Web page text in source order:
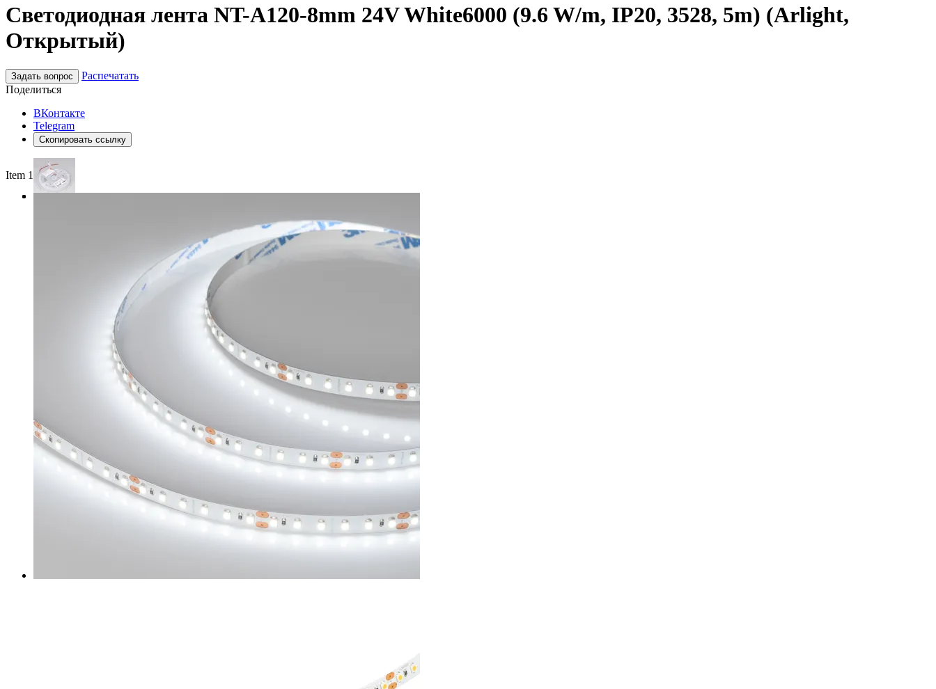
Светодиодная лента NT-A120-8mm 24V White6000 (9.6 W/m, IP20, 3528, 5m) (Arlight,
Открытый)
Задать вопрос
Распечатать
Поделиться
ВКонтакте
Telegram
Скопировать ссылку
Item 1 of 3